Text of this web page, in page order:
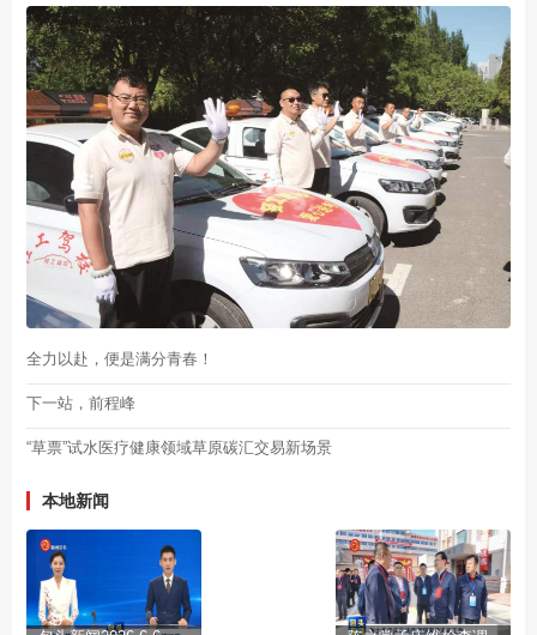
全力以赴，便是满分青春！
下一站，前程峰
“草票”试水医疗健康领域草原碳汇交易新场景
本地新闻